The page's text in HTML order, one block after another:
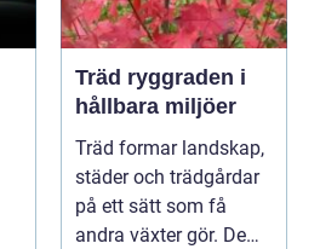
Träd ryggraden i
hållbara miljöer
Träd formar landskap,
städer och trädgårdar
på ett sätt som få
andra växter gör. De